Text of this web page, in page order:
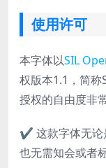
使用许可
本字体以SIL
权版本1.1，简称
授权的自由度非
✔ 这款字体无论
也无需知会或者